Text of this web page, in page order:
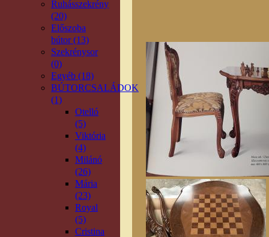
Ruhásszekrény
(20)
Előszoba
bútor (13)
Szekrénysor
(0)
Egyéb (18)
BÚTORCSALÁDOK
(1)
Otelló
(5)
Viktória
(4)
Milánó
(26)
Mária
(23)
Royal
(5)
Cristina